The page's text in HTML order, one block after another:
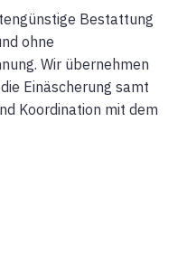
Bestattung
ohne
Wir übernehmen
Einäscherung samt
Koordination mit dem